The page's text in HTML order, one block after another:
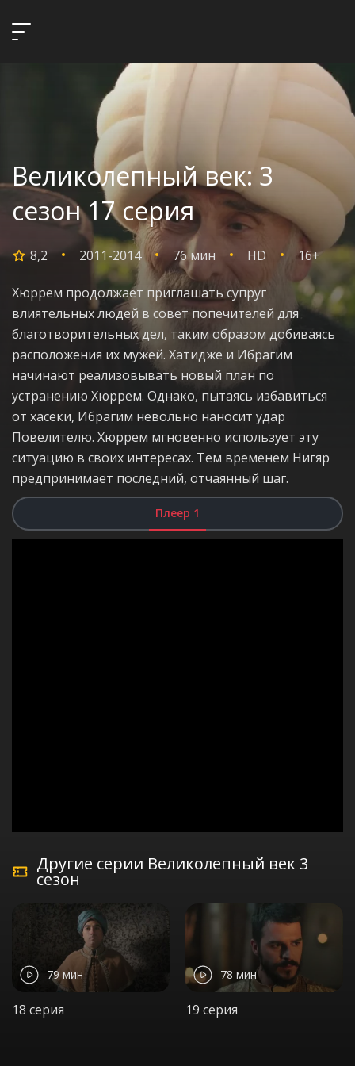
Великолепный век: 3
сезон 17 серия
8,2 2011-2014 76 мин HD 16+
Хюррем продолжает приглашать супруг
влиятельных людей в совет попечителей для
благотворительных дел, таким образом добиваясь
расположения их мужей. Хатидже и Ибрагим
начинают реализовывать новый план по
устранению Хюррем. Однако, пытаясь избавиться
от хасеки, Ибрагим невольно наносит удар
Повелителю. Хюррем мгновенно использует эту
ситуацию в своих интересах. Тем временем Нигяр
предпринимает последний, отчаянный шаг.
Плеер 1
Другие серии Великолепный век 3
сезон
79 мин
18 серия
78 мин
19 серия